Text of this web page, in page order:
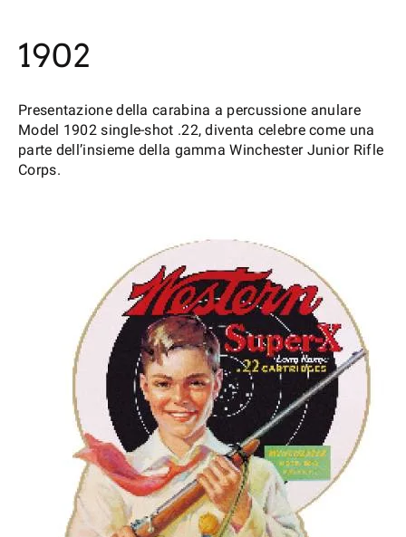
1902
Presentazione della carabina a percussione anulare
Model 1902 single-shot .22, diventa celebre come una
parte dell’insieme della gamma Winchester Junior Rifle
Corps.